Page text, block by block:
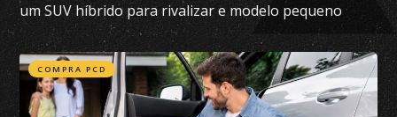
um SUV híbrido para rivalizar e modelo pequeno
semelhante ao Suzuki Jimny
COMPRA PCD